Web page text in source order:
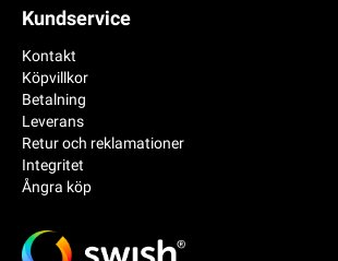
Kundservice
Kontakt
Köpvillkor
Betalning
Leverans
Retur och reklamationer
Integritet
Ångra köp